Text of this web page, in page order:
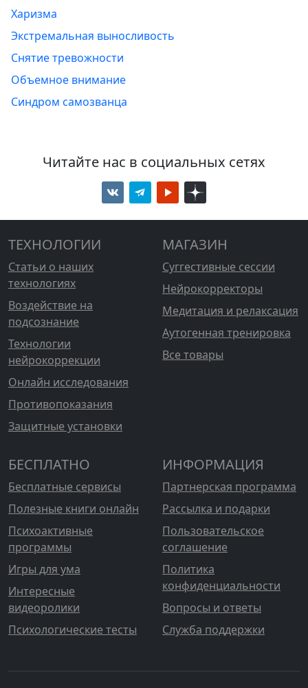
Харизма
Экстремальная выносливость
Снятие тревожности
Объемное внимание
Синдром самозванца
Читайте нас в социальных сетях
ТЕХНОЛОГИИ
Статьи о наших
технологиях
Воздействие на
подсознание
Технологии
нейрокоррекции
Онлайн исследования
Противопоказания
Защитные установки
МАГАЗИН
Суггестивные сессии
Нейрокорректоры
Медитация и релаксация
Аутогенная тренировка
Все товары
БЕСПЛАТНО
Бесплатные сервисы
Полезные книги онлайн
Психоактивные
программы
Игры для ума
Интересные
видеоролики
Психологические тесты
ИНФОРМАЦИЯ
Партнерская программа
Рассылка и подарки
Пользовательское
соглашение
Политика
конфиденциальности
Вопросы и ответы
Служба поддержки